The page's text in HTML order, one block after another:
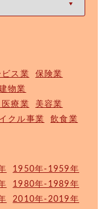
ビス業
保険業
物業
療業
美容業
クル事業 飲食業
1950年-1959年
1980年-1989年
2010年-2019年